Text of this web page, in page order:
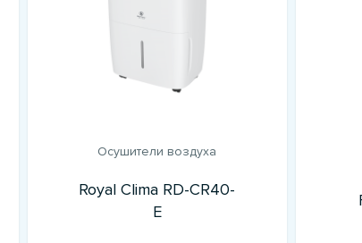
Осушители воздуха
Royal Clima RD-CR40-
E